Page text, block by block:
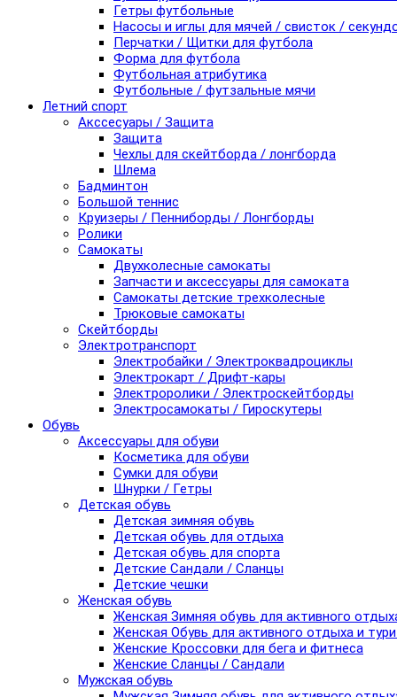
Гетры футбольные
Насосы и иглы для мячей / свисток /
Перчатки / Щитки для футбола
Форма для футбола
Футбольная атрибутика
Футбольные / футзальные мячи
Летний спорт
Акссесуары / Защита
Защита
Чехлы для скейтборда / лонгборда
Шлема
Бадминтон
Большой теннис
Круизеры / Пенниборды / Лонгборды
Ролики
Самокаты
Двухколесные самокаты
Запчасти и аксессуары для самоката
Самокаты детские трехколесные
Трюковые самокаты
Скейтборды
Электротранспорт
Электробайки / Электроквадроциклы
Электрокарт / Дрифт-кары
Электроролики / Электроскейтборды
Электросамокаты / Гироскутеры
Обувь
Аксессуары для обуви
Косметика для обуви
Сумки для обуви
Шнурки / Гетры
Детская обувь
Детская зимняя обувь
Детская обувь для отдыха
Детская обувь для спорта
Детские Сандали / Сланцы
Детские чешки
Женская обувь
Женская Зимняя обувь для активного
Женская Обувь для активного отдыха и
Женские Кроссовки для бега и фитнеса
Женские Сланцы / Сандали
Мужская обувь